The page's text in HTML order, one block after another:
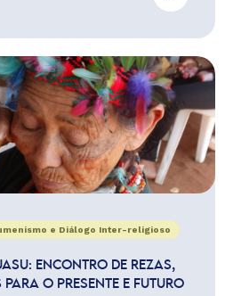
e Diálogo Inter-religioso
ENCONTRO DE REZAS,
O PRESENTE E FUTURO